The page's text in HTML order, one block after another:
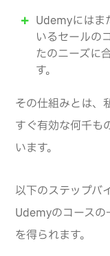
Udemyにはま
いるセールの
たのニーズに
す。
その仕組みとは、
すぐ有効な何千も
います。
以下のステップバ
Udemyのコース
を得られます。